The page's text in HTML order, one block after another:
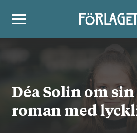
Déa Solin om
roman med